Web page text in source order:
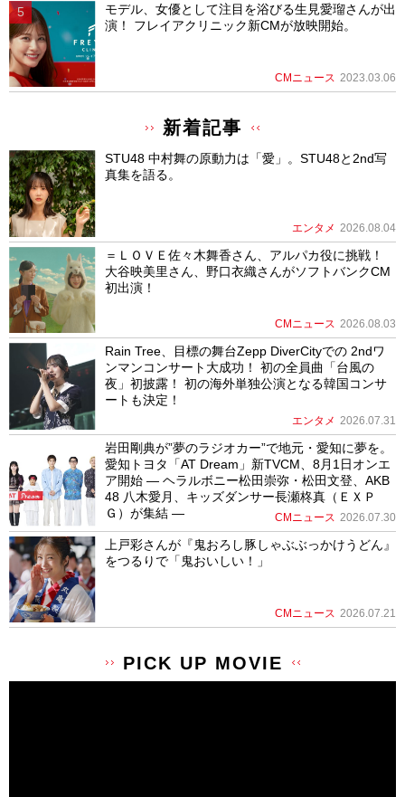
モデル、女優として注目を浴びる生見愛瑠さんが出
演！ フレイアクリニック新CMが放映開始。
CMニュース 2023.03.06
新着記事
STU48 中村舞の原動力は「愛」。STU48と2nd写
真集を語る。
エンタメ 2026.08.04
＝ＬＯＶＥ佐々木舞香さん、アルパカ役に挑戦！
大谷映美里さん、野口衣織さんがソフトバンクCM
初出演！
CMニュース 2026.08.03
Rain Tree、目標の舞台Zepp DiverCityでの 2ndワ
ンマンコンサート大成功！ 初の全員曲「台風の
夜」初披露！ 初の海外単独公演となる韓国コンサ
ートも決定！
エンタメ 2026.07.31
岩田剛典が”夢のラジオカー”で地元・愛知に夢を。
愛知トヨタ「AT Dream」新TVCM、8月1日オンエ
ア開始 ― ヘラルボニー松田崇弥・松田文登、AKB
48 八木愛月、キッズダンサー長瀬柊真（ＥＸＰ
Ｇ）が集結 ―
CMニュース 2026.07.30
上戸彩さんが『鬼おろし豚しゃぶぶっかけうどん』
をつるりで「鬼おいしい！」
CMニュース 2026.07.21
PICK UP MOVIE